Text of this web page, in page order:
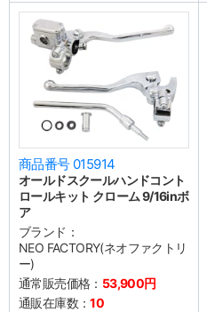
商品番号 015914
オールドスクールハンドコント
ロールキット クローム 9/16inボ
ア
ブランド：
NEO FACTORY(ネオファクトリ
ー)
通常販売価格： 53,900円
通販在庫数：10